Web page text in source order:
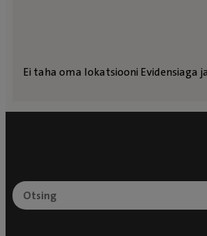
Ei taha oma lokatsiooni Evidensiaga